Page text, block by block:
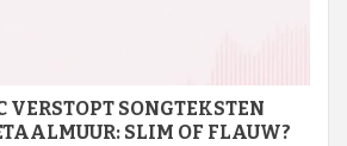
VERSTOPT SONGTEKSTEN
SLIM OF FLAUW?